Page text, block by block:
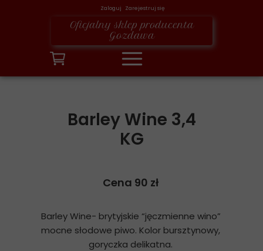
Zaloguj Zarejestruj się
Oficjalny sklep producenta
Gozdawa
Barley Wine 3,4
KG
Cena 90 zł
Barley Wine- brytyjskie “jęczmienne wino”
mocne słodowe piwo. Kolor bursztynowy,
goryczka delikatna.